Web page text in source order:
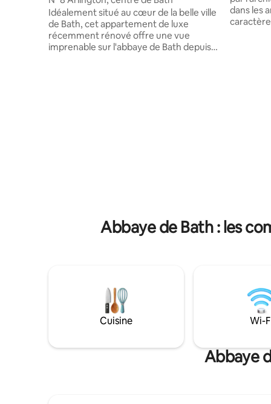
Idéalement situé au cœur de la belle ville
de Bath, cet appartement de luxe
récemment rénové offre une vue
imprenable sur l'abbaye de Bath depuis
dans les
Abbaye de Bath : les
Cuisine Wi-
Abbaye